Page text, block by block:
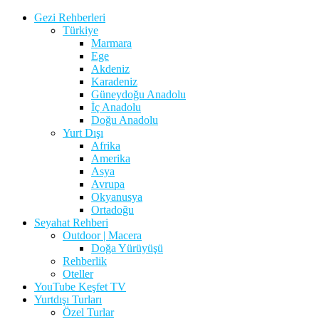
Gezi Rehberleri
Türkiye
Marmara
Ege
Akdeniz
Karadeniz
Güneydoğu Anadolu
İç Anadolu
Doğu Anadolu
Yurt Dışı
Afrika
Amerika
Asya
Avrupa
Okyanusya
Ortadoğu
Seyahat Rehberi
Outdoor | Macera
Doğa Yürüyüşü
Rehberlik
Oteller
YouTube Keşfet TV
Yurtdışı Turları
Özel Turlar